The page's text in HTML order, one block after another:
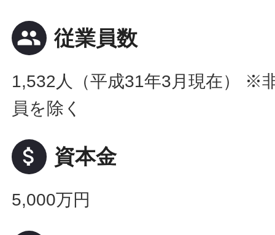
people 従業員数
1,532人（平成31年3月現在） ※
員を除く
attach_money 資本金
5,000万円